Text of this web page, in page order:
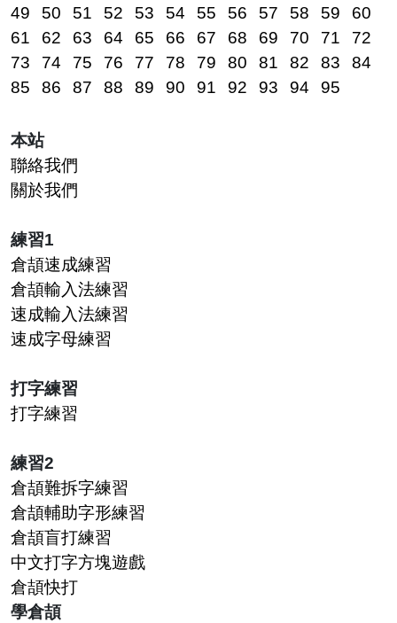
49 50 51 52 53 54 55 56 57 58 59
60
61
62 63 64 65 66 67 68 69 70 71
72
73
74 75 76 77 78 79 80 81 82 83
84
85
86 87 88 89 90 91 92 93 94 95
本站
聯絡我們
關於我們
練習1
倉頡速成練習
倉頡輸入法練習
速成輸入法練習
速成字母練習
打字練習
打字練習
練習2
倉頡難拆字練習
倉頡輔助字形練習
倉頡盲打練習
中文打字方塊遊戲
倉頡快打
學倉頡